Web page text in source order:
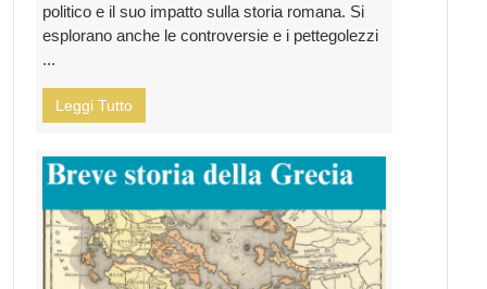
politico e il suo impatto sulla storia romana. Si
esplorano anche le controversie e i pettegolezzi
...
Leggi Tutto